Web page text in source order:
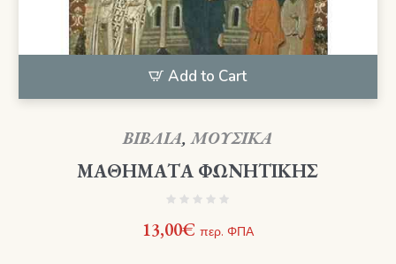
Add to Cart
ΒΙΒΛΙΑ,ΜΟΥΣΙΚΑ
ΜΑΘΗΜΑΤΑ ΦΩΝΗΤΙΚΗΣ
13,00€ περ. ΦΠΑ